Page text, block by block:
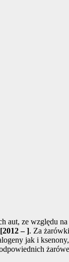
ze względu
– ]. Za
jak i